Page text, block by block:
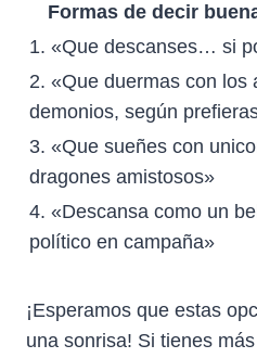
Formas de decir
1. «Que descanses… si
2. «Que duermas con
demonios, según
3. «Que sueñes con
dragones amistosos»
4. «Descansa como un
político en campaña»
¡Esperamos que estas
una sonrisa! Si tienes